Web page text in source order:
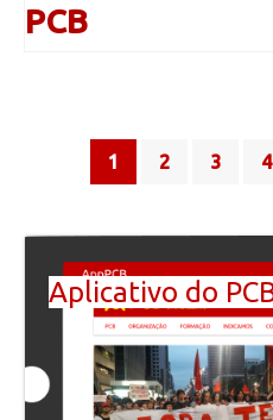
PCB
navigation
1 2 3 4
Aplicativo do